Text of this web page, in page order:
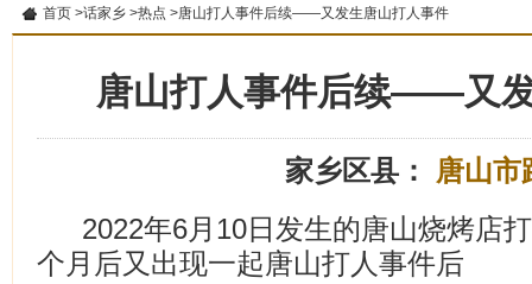
首页 >话家乡 >热点 >唐山打人事件后续——又发生唐山打人事件
唐山打人事件后续——又
家乡区县： 唐山市
2022年6月10日发生的唐山烧烤店
个月后又出现一起唐山打人事件后